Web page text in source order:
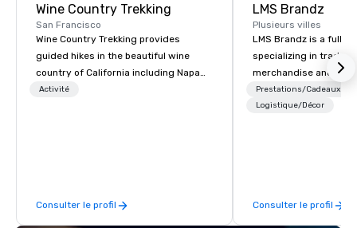
Wine Country Trekking
San Francisco
Wine Country Trekking provides
guided hikes in the beautiful wine
country of California including Napa
and Sonoma Valleys. These
day hikes we provide luxury self-
guided inn-to-in walking vacations
Activité
Consulter le profil
LMS Brandz
Plusieurs villes
LMS Brandz is a full-
specializing in trade
merchandise and
booth giveaways and
to executive gifting,
years of industry
commitment to
Prestations/Cadeaux
Logistique/Décor
Consulter le profil